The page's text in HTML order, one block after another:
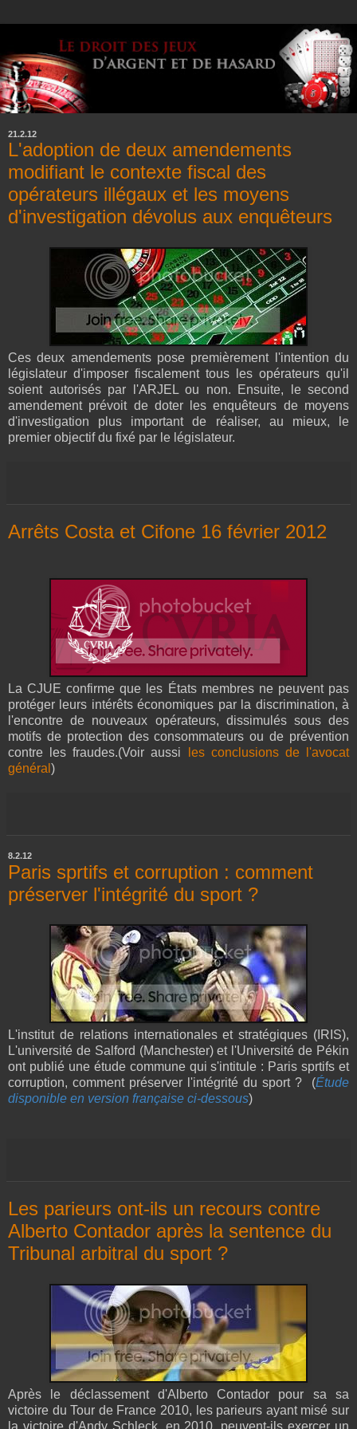
21.2.12
L'adoption de deux amendements
modifiant le contexte fiscal des
opérateurs illégaux et les moyens
d'investigation dévolus aux enquêteurs
Ces deux amendements pose premièrement l'intention du
législateur d'imposer fiscalement tous les opérateurs qu'il
soient autorisés par l'ARJEL ou non. Ensuite, le second
amendement prévoit de doter les enquêteurs de moyens
d'investigation plus important de réaliser, au mieux, le
premier objectif du fixé par le législateur.
Arrêts Costa et Cifone 16 février 2012
La CJUE confirme que les États membres ne peuvent pas
protéger leurs intérêts économiques par la discrimination, à
l'encontre de nouveaux opérateurs, dissimulés sous des
motifs de protection des consommateurs ou de prévention
contre les fraudes.(Voir aussi
les conclusions de l'avocat
général )
8.2.12
Paris sprtifs et corruption : comment
préserver l'intégrité du sport ?
L'institut de relations internationales et stratégiques (IRIS),
L'université de Salford (Manchester) et l'Université de Pékin
ont publié une étude commune qui s'intitule : Paris sprtifs et
corruption, comment préserver l'intégrité du sport ? (Étude
disponible en version française ci-dessous)
Les parieurs ont-ils un recours contre
Alberto Contador après la sentence du
Tribunal arbitral du sport ?
Après le déclassement d'Alberto Contador pour sa sa
victoire du Tour de France 2010, les parieurs ayant misé sur
la victoire d'Andy Schleck, en 2010, peuvent-ils exercer un